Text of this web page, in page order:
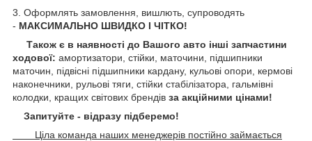
3. Оформлять замовлення, вишлють, супроводять
- МАКСИМАЛЬНО ШВИДКО І ЧІТКО!
Також є в наявності до Вашого авто інші запчастини
ходової: амортизатори, стійки, маточини, підшипники
маточин, підвісні підшипники кардану, кульові опори, кермові
наконечники, рульові тяги, стійки стабілізатора, гальмівні
колодки, кращих світових брендів за акційними цінами!
Запитуйте - відразу підберемо!
Ціла команда наших менеджерів постійно займається